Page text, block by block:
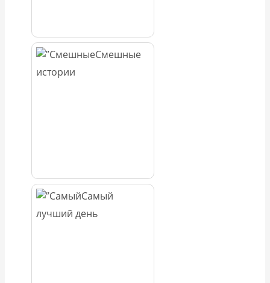
Смешные
истории
Самый
лучший день